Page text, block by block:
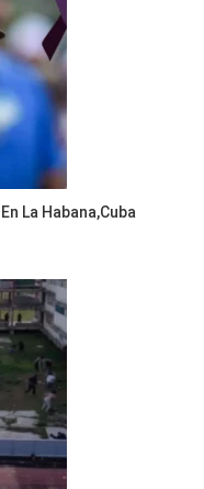
La Habana,Cuba